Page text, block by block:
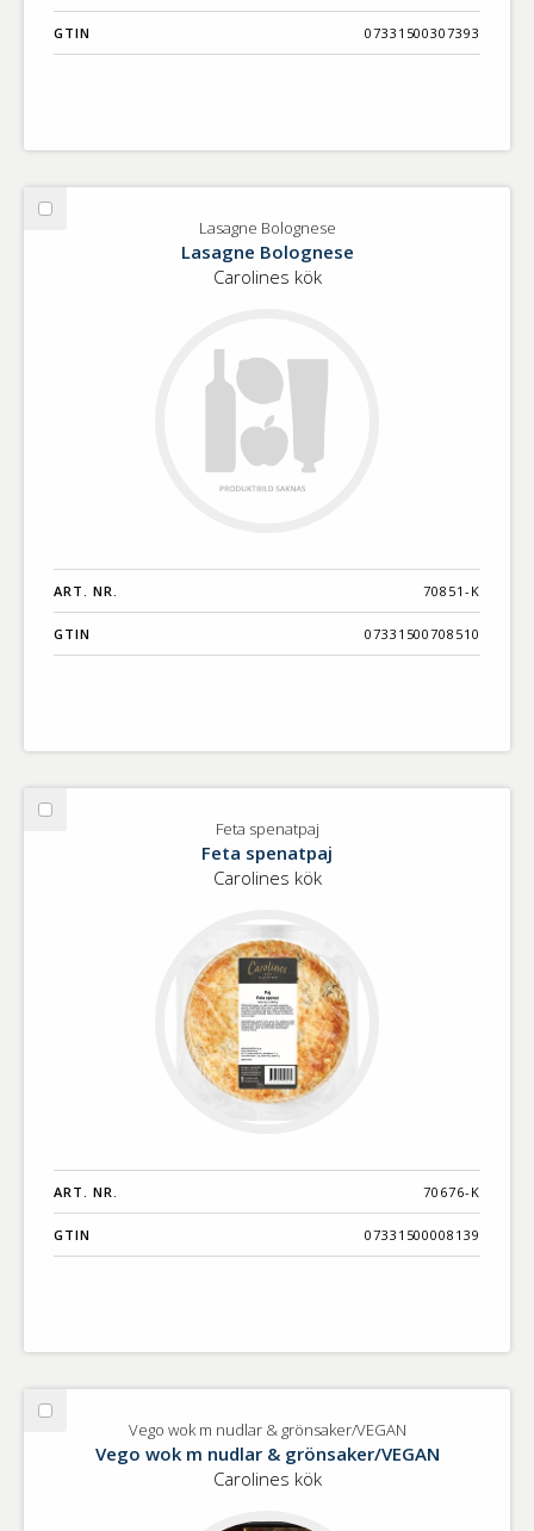
GTIN 07331500307393
Välj
Lasagne Bolognese
Lasagne Bolognese
Carolines kök
ART. NR. 70851-K
GTIN 07331500708510
Välj
Feta spenatpaj
Feta spenatpaj
Carolines kök
ART. NR. 70676-K
GTIN 07331500008139
Välj
Vego wok m nudlar & grönsaker/VEGAN
Vego wok m nudlar & grönsaker/VEGAN
Carolines kök